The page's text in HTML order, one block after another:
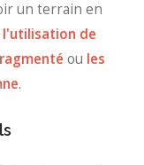
un terrain en
l'utilisation de
ou les
.